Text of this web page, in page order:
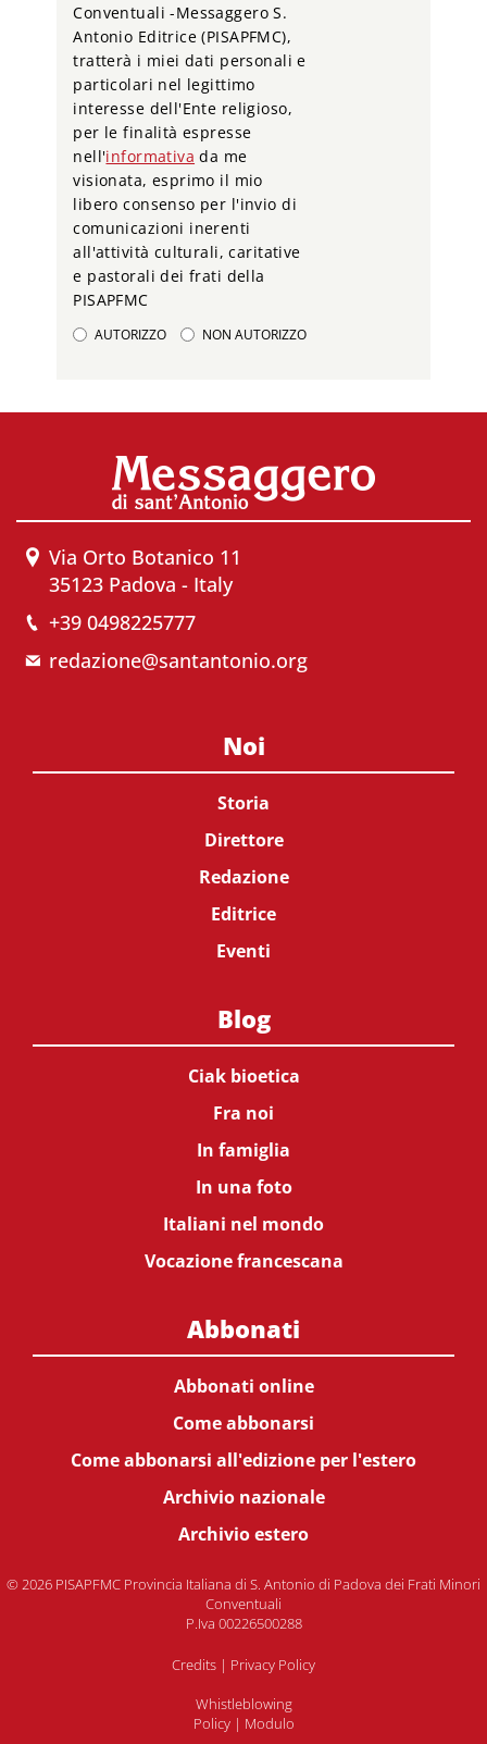
Conventuali -Messaggero S.
Antonio Editrice (PISAPFMC),
tratterà i miei dati personali e
particolari nel legittimo
interesse dell'Ente religioso,
per le finalità espresse
nell'informativa da me
visionata, esprimo il mio
libero consenso per l'invio di
comunicazioni inerenti
all'attività culturali, caritative
e pastorali dei frati della
PISAPFMC
AUTORIZZO NON AUTORIZZO
Via Orto Botanico 11
35123 Padova - Italy
+39 0498225777
redazione@santantonio.org
Noi
Storia
Direttore
Redazione
Editrice
Eventi
Blog
Ciak bioetica
Fra noi
In famiglia
In una foto
Italiani nel mondo
Vocazione francescana
Abbonati
Abbonati online
Come abbonarsi
Come abbonarsi all'edizione per l'estero
Archivio nazionale
Archivio estero
© 2026 PISAPFMC Provincia Italiana di S. Antonio di Padova dei Frati Minori
Conventuali
P.Iva 00226500288
Credits | Privacy Policy
Whistleblowing
Policy| Modulo